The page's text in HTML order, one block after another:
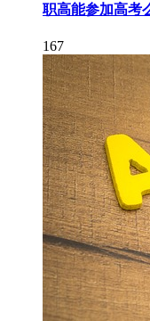
职高能参加高考
167